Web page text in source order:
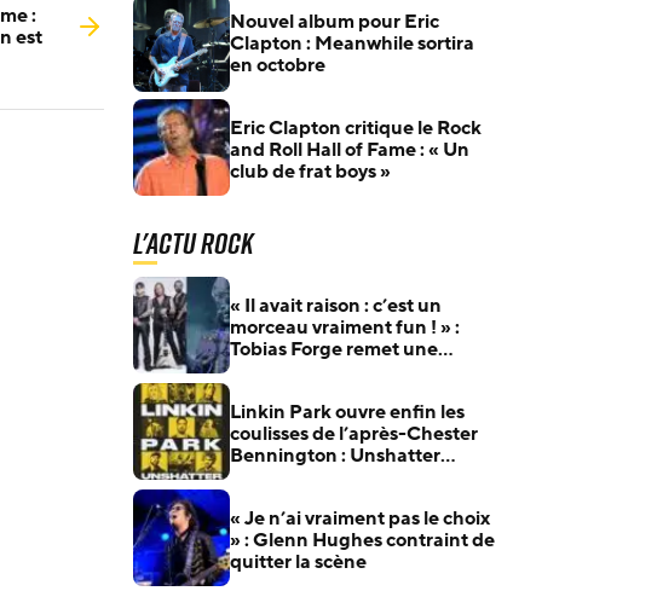
:
est
Nouvel album pour Eric
Clapton : Meanwhile sortira
en octobre
Eric Clapton critique le Rock
and Roll Hall of Fame : « Un
club de frat boys »
L'actu Rock
« Il avait raison : c’est un
morceau vraiment fun ! » :
Tobias Forge remet une
Linkin Park ouvre enfin les
coulisses de l’après-Chester
Bennington : Unshatter
« Je n’ai vraiment pas le choix
» : Glenn Hughes contraint de
quitter la scène